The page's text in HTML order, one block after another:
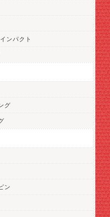
ンパクト
グ
ン